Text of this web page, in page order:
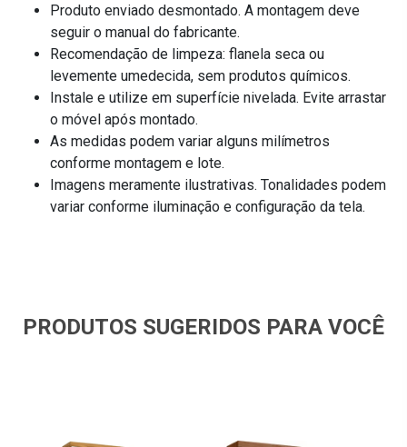
Produto enviado desmontado. A montagem deve
seguir o manual do fabricante.
Recomendação de limpeza: flanela seca ou
levemente umedecida, sem produtos químicos.
Instale e utilize em superfície nivelada. Evite arrastar
o móvel após montado.
As medidas podem variar alguns milímetros
conforme montagem e lote.
Imagens meramente ilustrativas. Tonalidades podem
variar conforme iluminação e configuração da tela.
PRODUTOS SUGERIDOS PARA VOCÊ